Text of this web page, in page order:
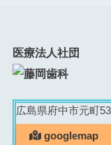
医療法人社団
広島県府中市元町
googlemap